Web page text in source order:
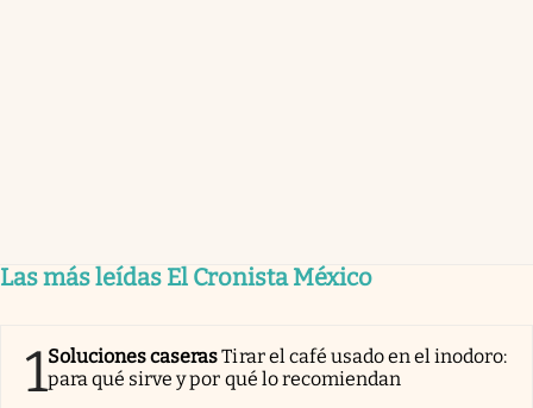
Las más leídas El Cronista México
1Soluciones caserasTirar el café usado en el inodoro:
para qué sirve y por qué lo recomiendan